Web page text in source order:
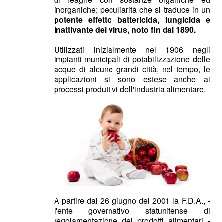
inorganiche; peculiarità che si traduce in un
potente effetto battericida, fungicida e
inattivante dei virus, noto fin dal 1890.
Utilizzati inizialmente nel 1906 negli
impianti municipali di potabilizzazione delle
acque di alcune grandi città, nel tempo, le
applicazioni si sono estese anche ai
processi produttivi dell'industria alimentare.
A partire dal 26 giugno del 2001 la F.D.A., -
l'ente governativo statunitense di